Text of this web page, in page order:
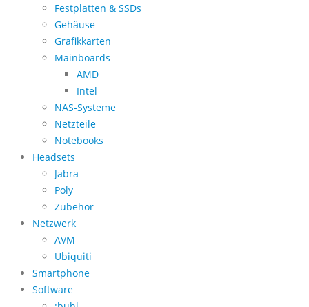
Festplatten & SSDs
Gehäuse
Grafikkarten
Mainboards
AMD
Intel
NAS-Systeme
Netzteile
Notebooks
Headsets
Jabra
Poly
Zubehör
Netzwerk
AVM
Ubiquiti
Smartphone
Software